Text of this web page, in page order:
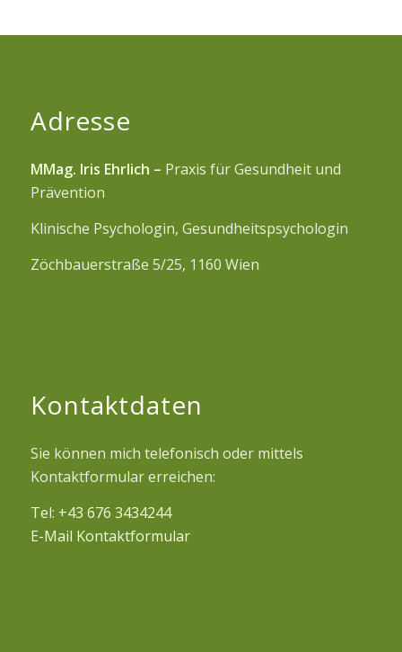
Adresse
MMag. Iris Ehrlich – Praxis für Gesundheit und
Prävention
Klinische Psychologin, Gesundheitspsychologin
Zöchbauerstraße 5/25, 1160 Wien
Kontaktdaten
Sie können mich telefonisch oder mittels
Kontaktformular erreichen:
Tel: ‭+43 676 3434244
E-Mail Kontaktformular